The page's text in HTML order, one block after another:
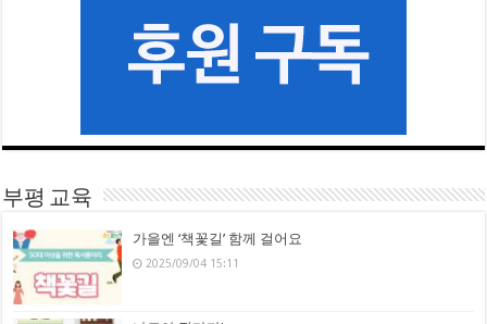
부평 교육
가을엔 ‘책꽃길’ 함께 걸어요
2025/09/04 15:11